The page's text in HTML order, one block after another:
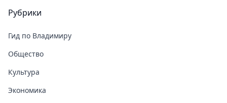
Рубрики
Гид по Владимиру
Общество
Культура
Экономика